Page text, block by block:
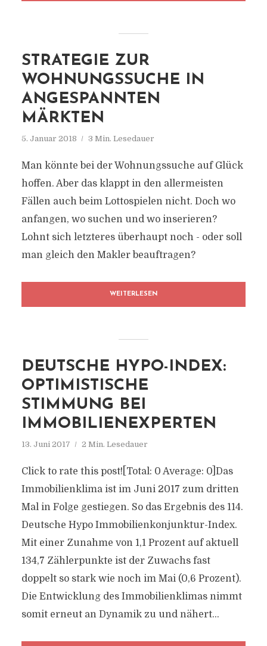
STRATEGIE ZUR
WOHNUNGSSUCHE IN
ANGESPANNTEN
MÄRKTEN
5. Januar 2018 3 Min. Lesedauer
Man könnte bei der Wohnungssuche auf Glück
hoffen. Aber das klappt in den allermeisten
Fällen auch beim Lottospielen nicht. Doch wo
anfangen, wo suchen und wo inserieren?
Lohnt sich letzteres überhaupt noch - oder soll
man gleich den Makler beauftragen?
WEITERLESEN
DEUTSCHE HYPO-INDEX:
OPTIMISTISCHE
STIMMUNG BEI
IMMOBILIENEXPERTEN
13. Juni 2017 2 Min. Lesedauer
Click to rate this post![Total: 0 Average: 0]Das
Immobilienklima ist im Juni 2017 zum dritten
Mal in Folge gestiegen. So das Ergebnis des 114.
Deutsche Hypo Immobilienkonjunktur-Index.
Mit einer Zunahme von 1,1 Prozent auf aktuell
134,7 Zählerpunkte ist der Zuwachs fast
doppelt so stark wie noch im Mai (0,6 Prozent).
Die Entwicklung des Immobilienklimas nimmt
somit erneut an Dynamik zu und nähert...